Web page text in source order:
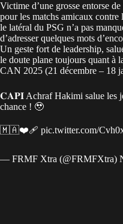
Victime d’une grosse entorse
pour les matchs amicaux
le latéral du PSG n’a pas
d’adresser quelques mots
Un geste fort de leadership,
le doute plane toujours quant à
CAN 2025 (21 décembre – 18
𝐂𝐀𝐏𝐈 Achraf Hakimi salue les
chance ! 🥹
🇲🇦❤️‍🩹 pic.twitter.com/
— FRMF Xtra (@FRMFXtra)